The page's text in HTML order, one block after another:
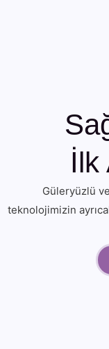
İlk
Güleryüzlü
teknolojimizin